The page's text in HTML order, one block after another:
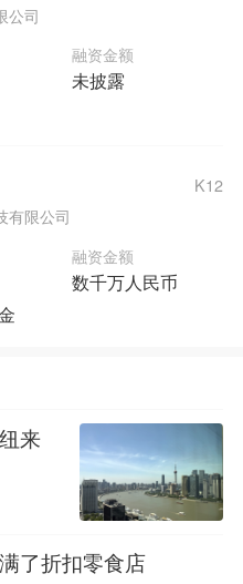
公司
融资金额
未披露
有限公司
融资金额
数千万人民币
K12
来
了折扣零食店